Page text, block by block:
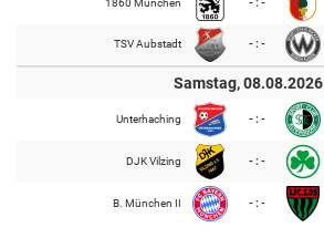
1860 München - : -
TSV Aubstadt - : -
Samstag, 08.08.2026
Unterhaching - : -
DJK Vilzing - : -
B. München II - : -